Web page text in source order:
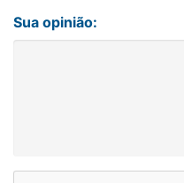
Sua opinião: